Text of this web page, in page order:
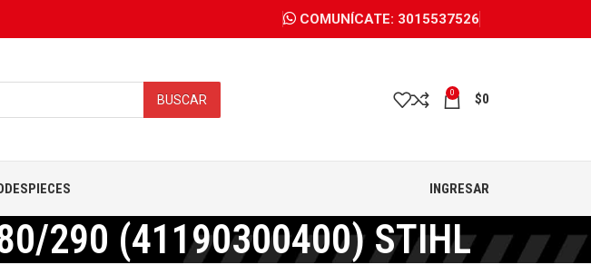
COMUNÍCATE: 3015537526
BUSCAR 0 $0
DESPIECES INGRESAR
290 (41190300400) STIHL